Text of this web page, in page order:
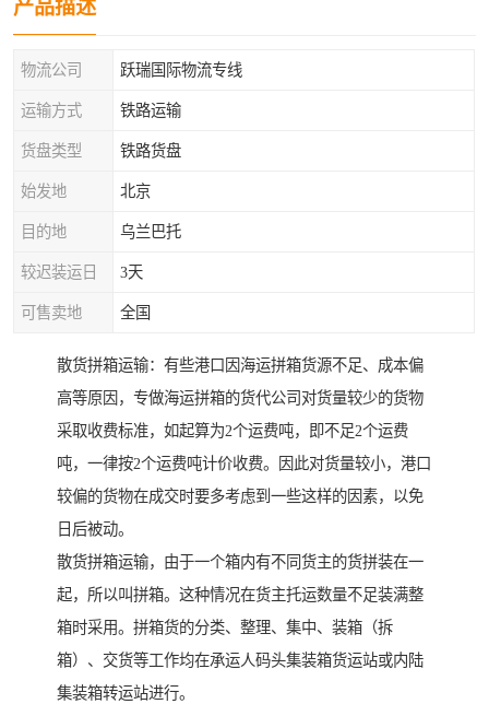
产品描述
物流公司 跃瑞国际物流专线
运输方式 铁路运输
货盘类型 铁路货盘
始发地 北京
目的地 乌兰巴托
较迟装运日 3天
可售卖地 全国
散货拼箱运输：有些港口因海运拼箱货源不足、成本偏
高等原因，专做海运拼箱的货代公司对货量较少的货物
采取收费标准，如起算为2个运费吨，即不足2个运费
吨，一律按2个运费吨计价收费。因此对货量较小，港口
较偏的货物在成交时要多考虑到一些这样的因素，以免
日后被动。
散货拼箱运输，由于一个箱内有不同货主的货拼装在一
起，所以叫拼箱。这种情况在货主托运数量不足装满整
箱时采用。拼箱货的分类、整理、集中、装箱（拆
箱）、交货等工作均在承运人码头集装箱货运站或内陆
集装箱转运站进行。